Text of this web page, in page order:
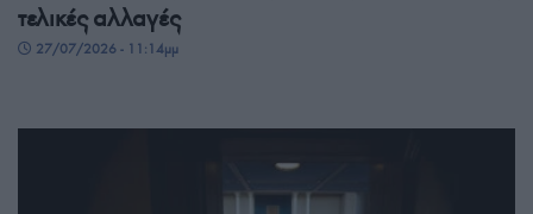
τελικές αλλαγές
27/07/2026 - 11:14μμ